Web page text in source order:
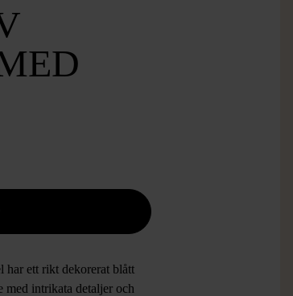
har ett rikt dekorerat blått
med intrikata detaljer och